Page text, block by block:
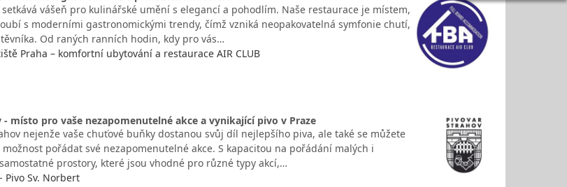
setkává vášeň pro kulinářské umění s elegancí a pohodlím. Naše restaurace je místem,
s moderními gastronomickými trendy, čímž vzniká neopakovatelná symfonie chutí,
Od raných ranních hodin, kdy pro vás…
Praha – komfortní ubytování a restaurace AIR CLUB
místo pro vaše nezapomenutelné akce a vynikající pivo v Praze
nejenže vaše chuťové buňky dostanou svůj díl nejlepšího piva, ale také se můžete
pořádat své nezapomenutelné akce. S kapacitou na pořádání malých i
prostory, které jsou vhodné pro různé typy akcí,…
Pivo Sv. Norbert